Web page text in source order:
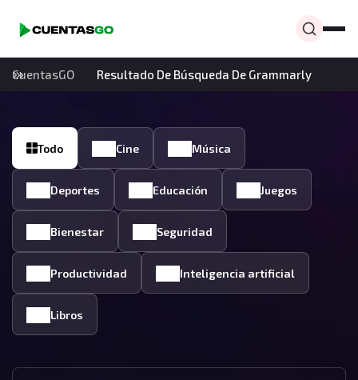
CuentasGO Resultado De Búsqueda De Grammarly
Todo Cine Música
Deportes Educación Juegos
Bienestar Seguridad
Productividad Inteligencia artificial
Libros